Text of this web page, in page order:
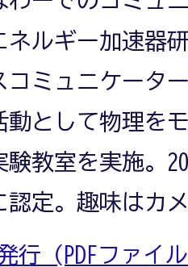
ネルギー加速器
コミュニケータ
動として物理を
験教室を実施。
認定。趣味はカ
行 (PDFファイ